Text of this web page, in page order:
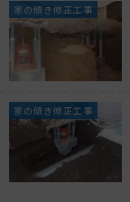
家の傾き修正工事
家の傾き修正工事